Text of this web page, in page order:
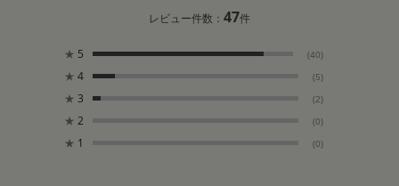
レビュー件数： 47件
★ 5 (40)
★ 4 (5)
★ 3 (2)
★ 2 (0)
★ 1 (0)